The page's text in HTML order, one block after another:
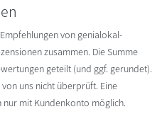
von genialokal-
zusammen. Die Summe
geteilt (und ggf. gerundet).
uns nicht überprüft. Eine
mit Kundenkonto möglich.